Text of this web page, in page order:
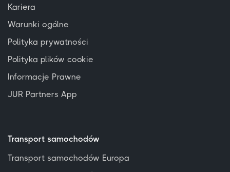
Kariera
Warunki ogólne
Polityka prywatności
Polityka plików cookie
Informacje Prawne
JUR Partners App
Transport samochodów
Transport samochodów Europa